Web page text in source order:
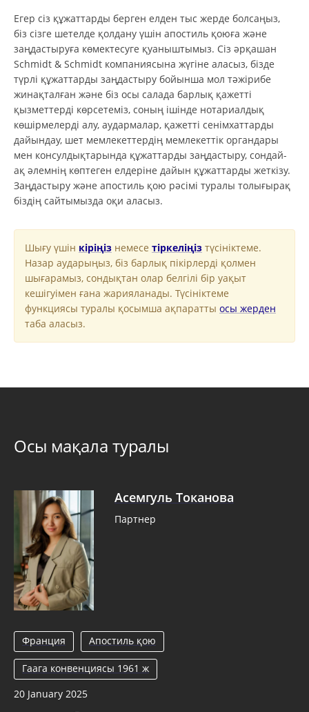
Егер сіз құжаттарды берген елден тыс жерде болсаңыз,
біз сізге шетелде қолдану үшін апостиль қоюға және
заңдастыруға көмектесуге қуаныштымыз. Сіз әрқашан
Schmidt & Schmidt компаниясына жүгіне аласыз, бізде
түрлі құжаттарды заңдастыру бойынша мол тәжірибе
жинақталған және біз осы салада барлық қажетті
қызметтерді көрсетеміз, соның ішінде нотариалдық
көшірмелерді алу, аудармалар, қажетті сенімхаттарды
дайындау, шет мемлекеттердің мемлекеттік органдары
мен консулдықтарында құжаттарды заңдастыру, сондай-
ақ әлемнің көптеген елдеріне дайын құжаттарды жеткізу.
Заңдастыру және апостиль қою рәсімі туралы толығырақ
біздің сайтымызда оқи аласыз.
Шығу үшін кіріңіз немесе тіркеліңіз түсініктеме.
Назар аударыңыз, біз барлық пікірлерді қолмен
шығарамыз, сондықтан олар белгілі бір уақыт
кешігуімен ғана жарияланады. Түсініктеме
функциясы туралы қосымша ақпаратты осы жерден
таба аласыз.
Осы мақала туралы
Асемгуль Токанова
Партнер
Франция Апостиль қою
Гаага конвенциясы 1961 ж
20 January 2025